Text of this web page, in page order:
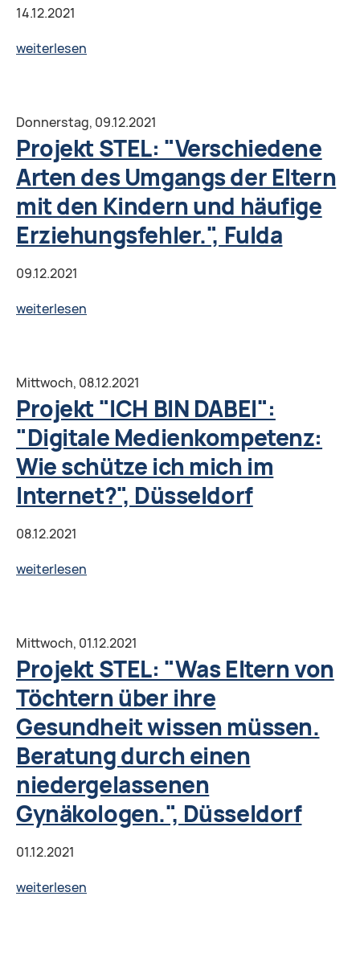
erinnern,
man
ein
gutes
Gedächtnis
bewahrt?",
Düsseldorf
14.12.2021
weiterlesen
DABEI":
"Information
und
Fakes:
was
wir
glauben
was
Donnerstag, 09.12.2021
Projekt STEL: "Verschiedene
Arten des Umgangs der Eltern
mit den Kindern und häufige
Erziehungsfehler.", Fulda
09.12.2021
weiterlesen
Arten
des
Umgangs
der
Eltern
mit
den
häufige
Mittwoch, 08.12.2021
Projekt "ICH BIN DABEI":
"Digitale Medienkompetenz:
Wie schütze ich mich im
Internet?", Düsseldorf
08.12.2021
weiterlesen
DABEI":
"Digitale
Medienkompetenz:
Wie
schütze
ich
mich
im
Internet?",
Mittwoch, 01.12.2021
Projekt STEL: "Was Eltern von
Töchtern über ihre
Gesundheit wissen müssen.
Beratung durch einen
niedergelassenen
Gynäkologen.", Düsseldorf
01.12.2021
weiterlesen